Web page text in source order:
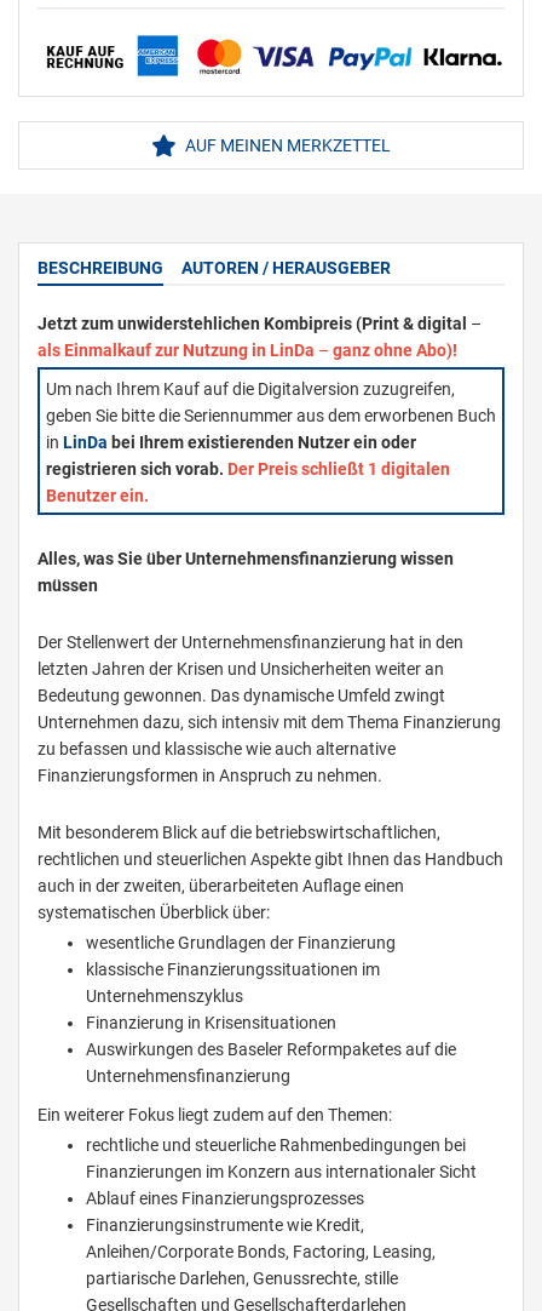
AUF MEINEN MERKZETTEL
BESCHREIBUNG AUTOREN / HERAUSGEBER
Jetzt zum unwiderstehlichen Kombipreis (Print & digital –
als Einmalkauf zur Nutzung in LinDa – ganz ohne Abo)!
Um nach Ihrem Kauf auf die Digitalversion zuzugreifen,
geben Sie bitte die Seriennummer aus dem erworbenen Buch
in LinDa bei Ihrem existierenden Nutzer ein oder
registrieren sich vorab. Der Preis schließt 1 digitalen
Benutzer ein.
Alles, was Sie über Unternehmensfinanzierung wissen
müssen
Der Stellenwert der Unternehmensfinanzierung hat in den
letzten Jahren der Krisen und Unsicherheiten weiter an
Bedeutung gewonnen. Das dynamische Umfeld zwingt
Unternehmen dazu, sich intensiv mit dem Thema Finanzierung
zu befassen und klassische wie auch alternative
Finanzierungsformen in Anspruch zu nehmen.
Mit besonderem Blick auf die betriebswirtschaftlichen,
rechtlichen und steuerlichen Aspekte gibt Ihnen das Handbuch
auch in der zweiten, überarbeiteten Auflage einen
systematischen Überblick über:
wesentliche Grundlagen der Finanzierung
klassische Finanzierungssituationen im
Unternehmenszyklus
Finanzierung in Krisensituationen
Auswirkungen des Baseler Reformpaketes auf die
Unternehmensfinanzierung
Ein weiterer Fokus liegt zudem auf den Themen:
rechtliche und steuerliche Rahmenbedingungen bei
Finanzierungen im Konzern aus internationaler Sicht
Ablauf eines Finanzierungsprozesses
Finanzierungsinstrumente wie Kredit,
Anleihen/Corporate Bonds, Factoring, Leasing,
partiarische Darlehen, Genussrechte, stille
Gesellschaften und Gesellschafterdarlehen